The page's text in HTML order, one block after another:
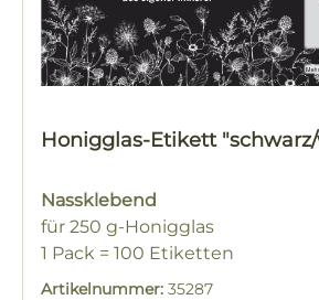
Honigglas-Etikett
Nassklebend
für 250 g-Honigglas
1 Pack = 100 Etiketten
Artikelnummer: 35287